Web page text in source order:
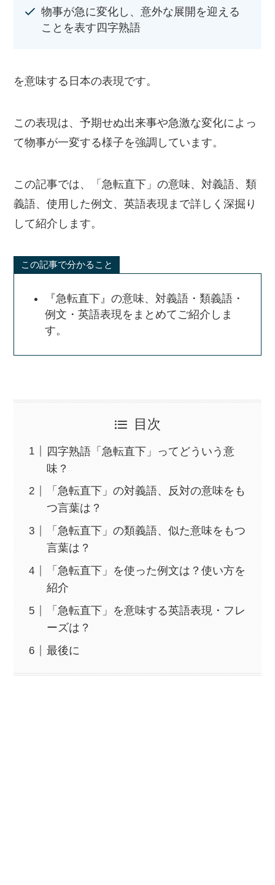
物事が急に変化し、意外な展開を迎える
ことを表す四字熟語
を意味する日本の表現です。
この表現は、予期せぬ出来事や急激な変化によっ
て物事が一変する様子を強調しています。
この記事では、「急転直下」の意味、対義語、類
義語、使用した例文、英語表現まで詳しく深掘り
して紹介します。
この記事で分かること
『急転直下』の意味、対義語・類義語・
例文・英語表現をまとめてご紹介しま
す。
目次
四字熟語「急転直下」ってどういう意
味？
「急転直下」の対義語、反対の意味をも
つ言葉は？
「急転直下」の類義語、似た意味をもつ
言葉は？
「急転直下」を使った例文は？使い方を
紹介
「急転直下」を意味する英語表現・フレ
ーズは？
最後に